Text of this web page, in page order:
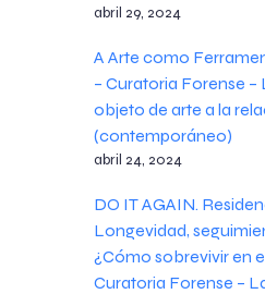
abril 29, 2024
A Arte como
– Curatoria Forense
objeto de arte a la
(contemporáneo)
abril 24, 2024
DO IT AGAIN.
Longevidad,
¿Cómo sobrevivir en
Curatoria Forense –